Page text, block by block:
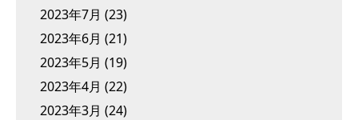
2023年7月 (23)
2023年6月 (21)
2023年5月 (19)
2023年4月 (22)
2023年3月 (24)